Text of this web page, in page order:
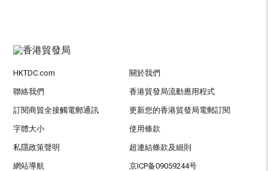
HKTDC.com 關於我們
聯絡我們 香港貿發局流動應用程式
訂閱商貿全接觸電郵通訊 更新您的香港貿發局電郵訂閱
字體大小 使用條款
私隱政策聲明 超連結條款及細則
網站導航 京ICP备09059244号